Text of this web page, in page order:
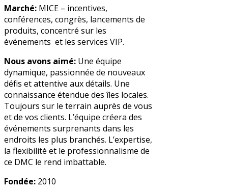
Marché: MICE – incentives,
conférences, congrès, lancements de
produits, concentré sur les
événements et les services VIP.
Nous avons aimé: Une équipe
dynamique, passionnée de nouveaux
défis et attentive aux détails. Une
connaissance étendue des îles locales.
Toujours sur le terrain auprès de vous
et de vos clients. L’équipe créera des
événements surprenants dans les
endroits les plus branchés. L’expertise,
la flexibilité et le professionnalisme de
ce DMC le rend imbattable.
Fondée: 2010